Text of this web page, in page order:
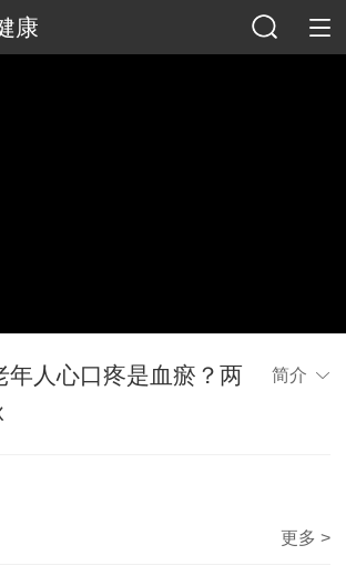
康
年人心口疼是血瘀？两
简介
更多 >